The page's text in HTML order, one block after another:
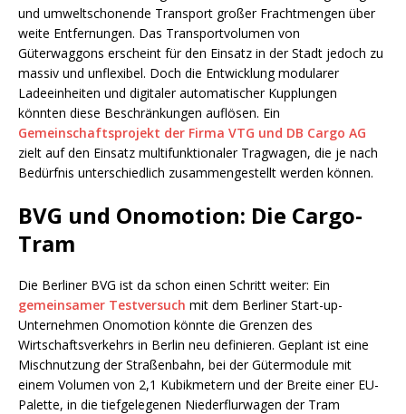
und umweltschonende Transport großer Frachtmengen über
weite Entfernungen. Das Transportvolumen von
Güterwaggons erscheint für den Einsatz in der Stadt jedoch zu
massiv und unflexibel. Doch die Entwicklung modularer
Ladeeinheiten und digitaler automatischer Kupplungen
könnten diese Beschränkungen auflösen. Ein
Gemeinschaftsprojekt der Firma VTG und DB Cargo AG
zielt auf den Einsatz multifunktionaler Tragwagen, die je nach
Bedürfnis unterschiedlich zusammengestellt werden können.
BVG und Onomotion: Die Cargo-
Tram
Die Berliner BVG ist da schon einen Schritt weiter: Ein
gemeinsamer Testversuch mit dem Berliner Start-up-
Unternehmen Onomotion könnte die Grenzen des
Wirtschaftsverkehrs in Berlin neu definieren. Geplant ist eine
Mischnutzung der Straßenbahn, bei der Gütermodule mit
einem Volumen von 2,1 Kubikmetern und der Breite einer EU-
Palette, in die tiefgelegenen Niederflurwagen der Tram